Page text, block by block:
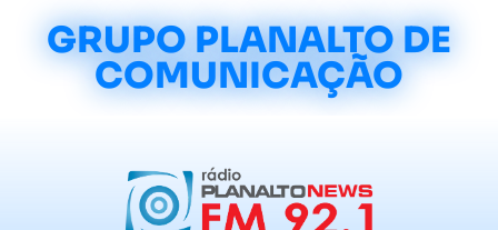
GRUPO PLANALTO DE
COMUNICAÇÃO